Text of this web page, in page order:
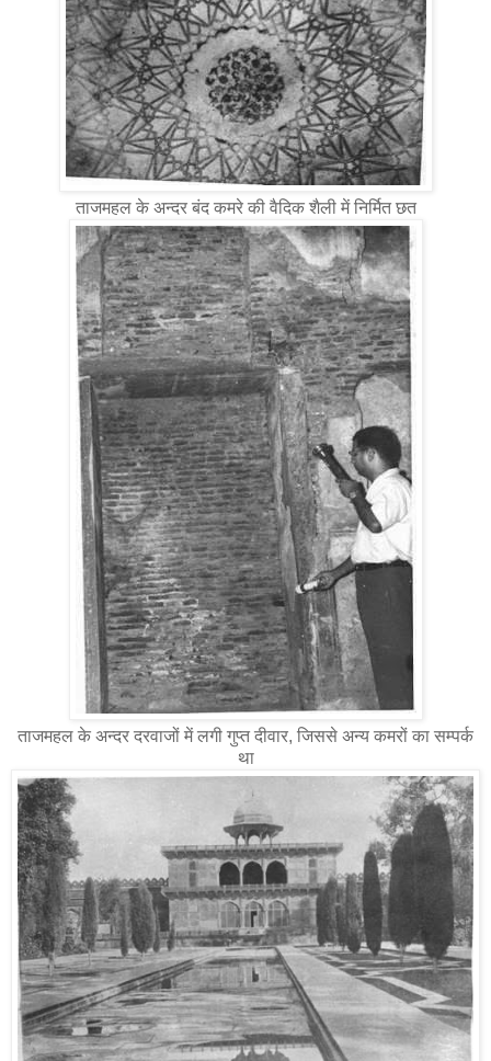
ताजमहल के अन्दर बंद कमरे की वैदिक शैली में निर्मित छत
ताजमहल के अन्दर दरवाजों में लगी गुप्त दीवार, जिससे अन्य कमरों का सम्पर्क
था